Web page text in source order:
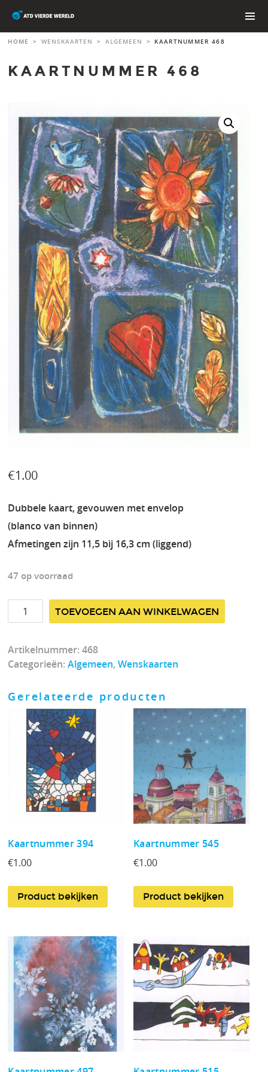
content
HOME > WENSKAARTEN > ALGEMEEN > KAARTNUMMER 468
KAARTNUMMER 468
€1.00
Dubbele kaart, gevouwen met envelop
(blanco van binnen)
Afmetingen zijn 11,5 bij 16,3 cm (liggend)
47 op voorraad
Kaartnummer
468
TOEVOEGEN AAN WINKELWAGEN
Artikelnummer:468
Categorieën:Algemeen,Wenskaarten
Gerelateerde producten
Kaartnummer 394
€1.00
Product bekijken
Kaartnummer 545
€1.00
Product bekijken